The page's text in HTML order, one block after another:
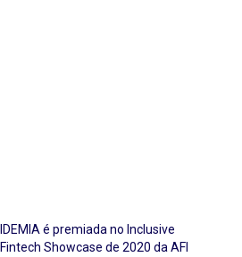
IDEMIA é premiada no Inclusive
Fintech Showcase de 2020 da AFI